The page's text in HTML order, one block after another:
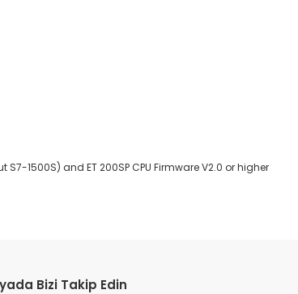
1500S) and ET 200SP CPU Firmware V2.0 or higher
Bizi Takip Edin